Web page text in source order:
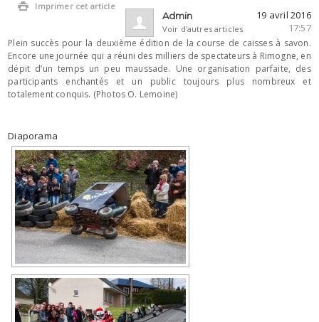
 Imprimer cet article
Admin
Voir d'autres articles
19 avril 2016
17:57
Plein succès pour la deuxième édition de la course de caisses à savon.
Encore une journée qui a réuni des milliers de spectateurs à Rimogne, en
dépit d’un temps un peu maussade. Une organisation parfaite, des
participants enchantés et un public toujours plus nombreux et
totalement conquis. (Photos O. Lemoine)
Diaporama